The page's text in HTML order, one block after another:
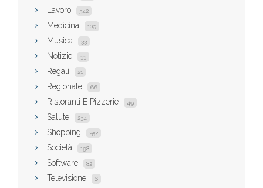
Lavoro 342
Medicina 109
Musica 33
Notizie 33
Regali 21
Regionale 66
Ristoranti E Pizzerie 49
Salute 234
Shopping 252
Società 198
Software 82
Televisione 6